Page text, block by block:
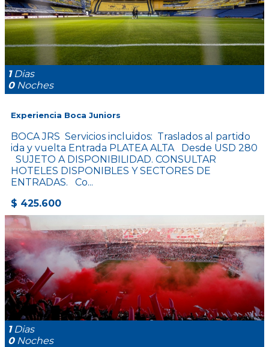
1Dias
0Noches
Experiencia Boca Juniors
BOCA JRS Servicios incluidos: Traslados al partido
ida y vuelta Entrada PLATEA ALTA Desde USD 280
SUJETO A DISPONIBILIDAD. CONSULTAR
HOTELES DISPONIBLES Y SECTORES DE
ENTRADAS. Co...
$ 425.600
1Dias
0Noches